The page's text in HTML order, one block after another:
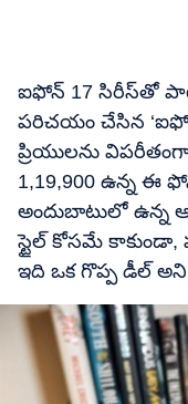
ఐఫోన్ 17 సిరీస్‌తో
పరిచయం చేసిన
ప్రియులను
1,19,900 ఉన్న ఈ
అందుబాటులో ఉన్న
స్టైల్ కోసమే కాకుండా,
ఇది ఒక గొప్ప డీల్ అని